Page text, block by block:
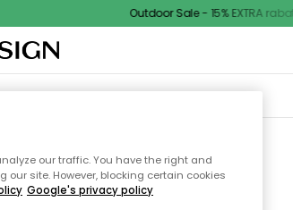
Outdoor Sale - 15% EXTRA rabatt
AUFBEWAHRUNGOUTDOOR-MÖBEL
our traffic. You have the right and
site. However, blocking certain cookies
Google's privacy policy